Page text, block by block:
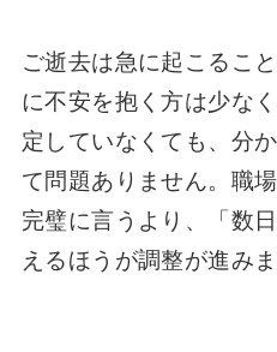
ご逝去は急に起こるこ
に不安を抱く方は少な
定していなくても、分
て問題ありません。職
完璧に言うより、「数
えるほうが調整が進みま